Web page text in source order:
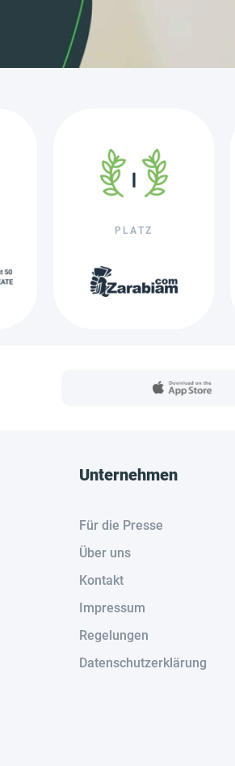
PLATZ
Unternehmen
Für die Presse
Über uns
Kontakt
Impressum
Regelungen
Datenschutzerklärung